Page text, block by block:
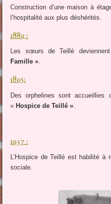
Construction d’une maison à
l’hospitalité aux plus déshérités.
1889 :
Les sœurs de Teillé
Famille ».
1895:
Des orphelines sont accueillies
«Hospice de Teillé »
1937 :
L’Hospice de Teillé est habilité à
sociale.